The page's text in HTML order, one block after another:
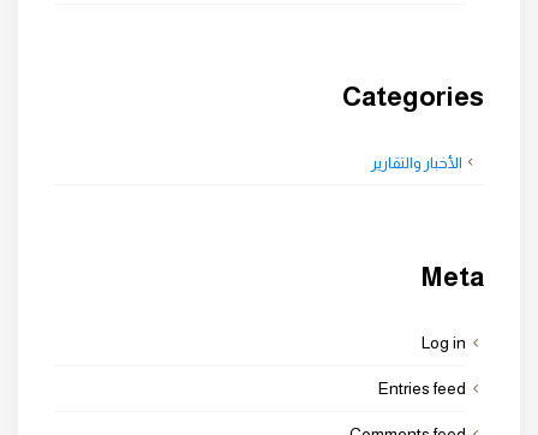
Categories
الأخبار والتقارير
Meta
Log in
Entries feed